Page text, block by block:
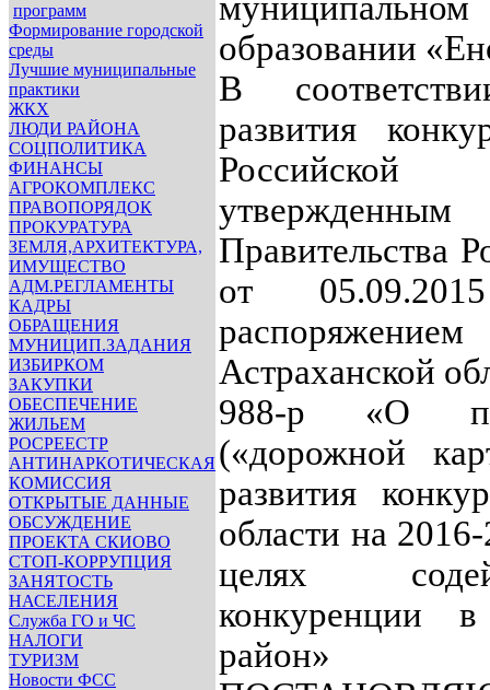
программ
Формирование городской
среды
Лучшие муниципальные
практики
ЖКХ
ЛЮДИ РАЙОНА
СОЦПОЛИТИКА
ФИНАНСЫ
АГРОКОМПЛЕКС
ПРАВОПОРЯДОК
ПРОКУРАТУРА
ЗЕМЛЯ,АРХИТЕКТУРА,
ИМУЩЕСТВО
АДМ.РЕГЛАМЕНТЫ
КАДРЫ
ОБРАЩЕНИЯ
МУНИЦИП.ЗАДАНИЯ
ИЗБИРКОМ
ЗАКУПКИ
ОБЕСПЕЧЕНИЕ
ЖИЛЬЕМ
РОСРЕЕСТР
АНТИНАРКОТИЧЕСКАЯ
КОМИССИЯ
ОТКРЫТЫЕ ДАННЫЕ
ОБСУЖДЕНИЕ
ПРОЕКТА СКИОВО
СТОП-КОРРУПЦИЯ
ЗАНЯТОСТЬ
НАСЕЛЕНИЯ
Служба ГО и ЧС
НАЛОГИ
ТУРИЗМ
Новости ФСС
образовании
В
развития
Правительства
от
Астраханской
988-р «О
(«дорожной
развития
области на
целях
конкуренции
район»